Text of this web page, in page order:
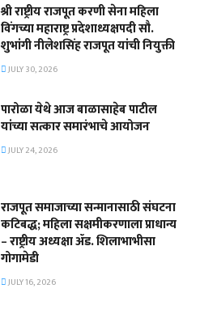
श्री राष्ट्रीय राजपूत करणी सेना महिला
विंगच्या महाराष्ट्र प्रदेशाध्यक्षपदी सौ.
शुभांगी नीलेशसिंह राजपूत यांची नियुक्ती
JULY 30, 2026
पारोळा येथे आज बाळासाहेब पाटील
यांच्या सत्कार समारंभाचे आयोजन
JULY 24, 2026
राजपूत समाजाच्या सन्मानासाठी संघटना
कटिबद्ध; महिला सक्षमीकरणाला प्राधान्य
– राष्ट्रीय अध्यक्षा ॲड. शिलाभाभीसा
गोगामेडी
JULY 16, 2026